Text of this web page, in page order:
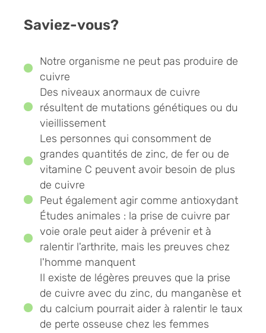
Saviez-vous?
Notre organisme ne peut pas produire de
cuivre
Des niveaux anormaux de cuivre
résultent de mutations génétiques ou du
vieillissement
Les personnes qui consomment de
grandes quantités de zinc, de fer ou de
vitamine C peuvent avoir besoin de plus
de cuivre
Peut également agir comme antioxydant
Études animales : la prise de cuivre par
voie orale peut aider à prévenir et à
ralentir l'arthrite, mais les preuves chez
l'homme manquent
Il existe de légères preuves que la prise
de cuivre avec du zinc, du manganèse et
du calcium pourrait aider à ralentir le taux
de perte osseuse chez les femmes